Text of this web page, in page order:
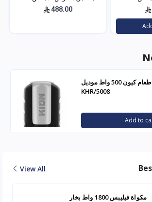
قدم – باب زجاج – اسود
488.00
فرامة طعام كيون 500 واط موديل
KHR/5008
Add to
View All
مكواة فيليبس 1800 واط بخار